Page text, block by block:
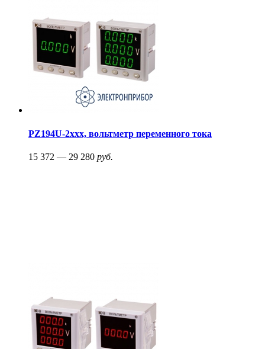
PZ194U-2xxx, вольтметр переменного тока
15 372 — 29 280 руб.